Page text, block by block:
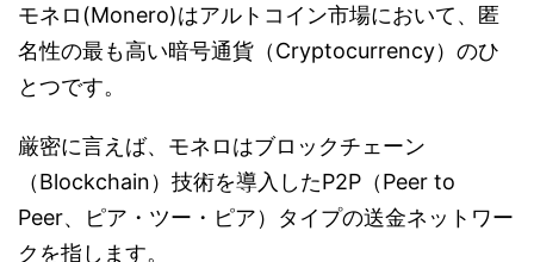
モネロ(Monero)はアルトコイン市場において、匿
名性の最も高い暗号通貨（Cryptocurrency）のひ
とつです。
厳密に言えば、モネロはブロックチェーン
（Blockchain）技術を導入したP2P（Peer to
Peer、ピア・ツー・ピア）タイプの送金ネットワー
クを指します。